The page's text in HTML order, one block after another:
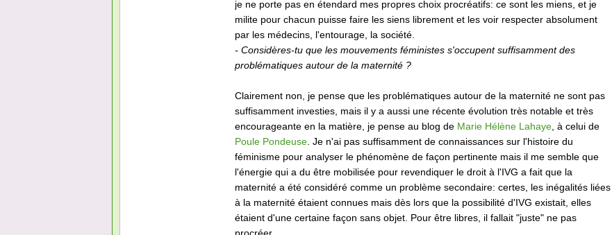
je ne porte pas en étendard mes propres choix procréatifs: ce sont les miens, et je
milite pour chacun puisse faire les siens librement et les voir respecter absolument
par les médecins, l'entourage, la société.
- Considères-tu que les mouvements féministes s'occupent suffisamment des
problématiques autour de la maternité ?
Clairement non, je pense que les problématiques autour de la maternité ne sont pas
suffisamment investies, mais il y a aussi une récente évolution très notable et très
encourageante en la matière, je pense au blog de Marie Hélène Lahaye , à celui de
Poule Pondeuse . Je n'ai pas suffisamment de connaissances sur l'histoire du
féminisme pour analyser le phénomène de façon pertinente mais il me semble que
l'énergie qui a du être mobilisée pour revendiquer le droit à l'IVG a fait que la
maternité a été considéré comme un problème secondaire: certes, les inégalités liées
à la maternité étaient connues mais dès lors que la possibilité d'IVG existait, elles
étaient d'une certaine façon sans objet. Pour être libres, il fallait "juste" ne pas
procréer.